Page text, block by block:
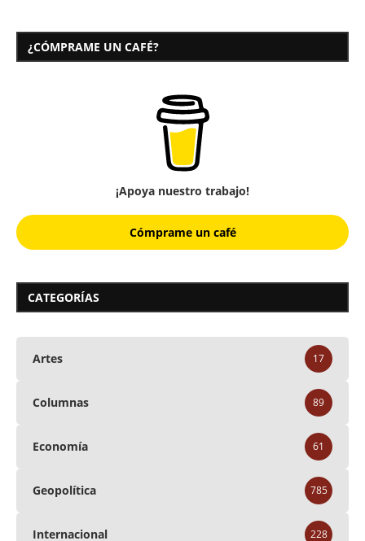
¿CÓMPRAME UN CAFÉ?
¡Apoya nuestro trabajo!
Cómprame un café
CATEGORÍAS
Artes 17
Columnas 89
Economía 61
Geopolítica 785
Internacional 228